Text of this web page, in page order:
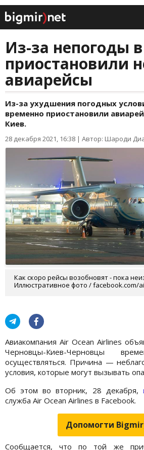
Из-за непогоды
приостановили
авиарейсы
Из-за ухудшения погодных
временно приостановили
Киев.
28 декабря 2021, 16:38 | Автор: Шароди
Как скоро рейсы возобновят - пока
Иллюстративное фото / facebook.com/
Авиакомпания Air Ocean Airlines
Черновцы-Киев-Черновцы
осуществляться. Причина —
условия, которые могут вызывать
Об этом во вторник, 28 декабря,
служба Air Ocean Airlines в Facebook.
Допомогти
Сообщается, что по той же